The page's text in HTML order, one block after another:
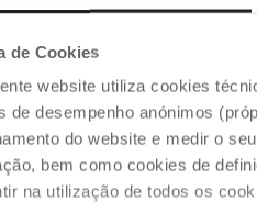
de Cookies
website utiliza cookies
de desempenho anónimos
do website e medir o
bem como cookies de
na utilização de todos os